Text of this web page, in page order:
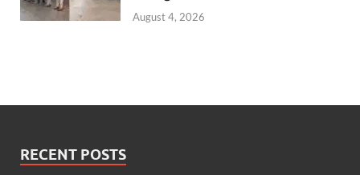
August 4, 2026
RECENT POSTS